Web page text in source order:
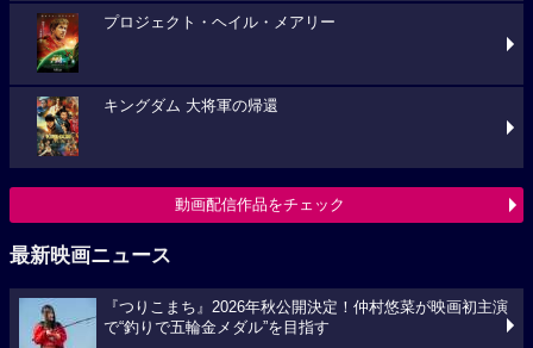
プロジェクト・ヘイル・メアリー
キングダム 大将軍の帰還
動画配信作品をチェック
最新映画ニュース
『つりこまち』2026年秋公開決定！仲村悠菜が映画初主演
で“釣りで五輪金メダル”を目指す